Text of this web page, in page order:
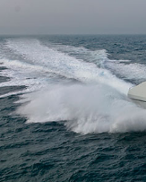
à la